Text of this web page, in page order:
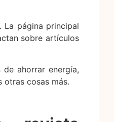
La página principal
sobre artículos
ahorrar energía,
otras cosas más.